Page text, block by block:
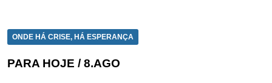
ONDE HÁ CRISE, HÁ ESPERANÇA
PARA HOJE / 8.AGO